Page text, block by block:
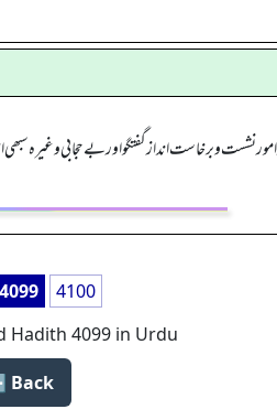
وبرخاست اندازگفتگو اور بے حجابی وغیرہ
4099
4100
Hadith 4099 in Urdu
Back ⬅️